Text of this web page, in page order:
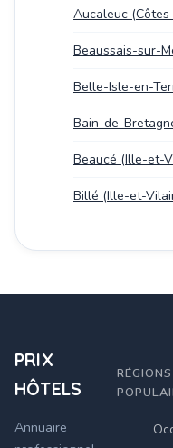
Aucaleuc
Beaussais-sur-
Belle-Isle-en-
Bain-de-
Beaucé (Ille-et-
Billé (Ille-et-
PRIX
HÔTELS
Annuaire
RÉGIONS